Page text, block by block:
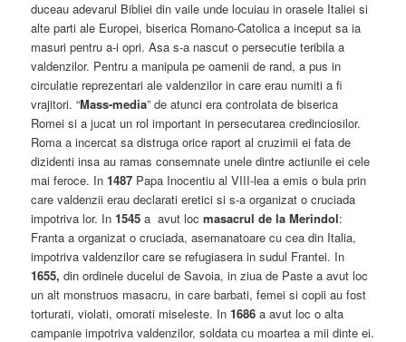
duceau adevarul Bibliei din vaile unde locuiau in orasele Italiei si
alte parti ale Europei, biserica Romano-Catolica a inceput sa ia
masuri pentru a-i opri. Asa s-a nascut o persecutie teribila a
valdenzilor. Pentru a manipula pe oamenii de rand, a pus in
circulatie reprezentari ale valdenzilor in care erau numiti a fi
vrajitori. “Mass-media” de atunci era controlata de biserica
Romei si a jucat un rol important in persecutarea credinciosilor.
Roma a incercat sa distruga orice raport al cruzimii ei fata de
dizidenti insa au ramas consemnate unele dintre actiunile ei cele
mai feroce. In1487 Papa Inocentiu al VIII-lea a emis o bula prin
care valdenzii erau declarati eretici si s-a organizat o cruciada
impotriva lor. In1545 a avut locmasacrul de la Merindol:
Franta a organizat o cruciada, asemanatoare cu cea din Italia,
impotriva valdenzilor care se refugiasera in sudul Frantei. In
1655, din ordinele ducelui de Savoia, in ziua de Paste a avut loc
un alt monstruos masacru, in care barbati, femei si copii au fost
torturati, violati, omorati miseleste. In1686 a avut loc o alta
campanie impotriva valdenzilor, soldata cu moartea a mii dinte ei.